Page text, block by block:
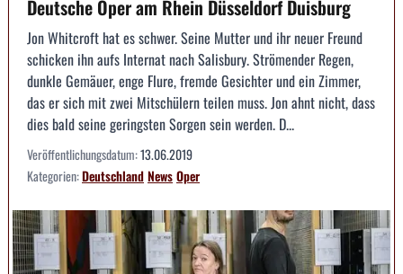
Deutsche Oper am Rhein Düsseldorf Duisburg
Jon Whitcroft hat es schwer. Seine Mutter und ihr neuer Freund
schicken ihn aufs Internat nach Salisbury. Strömender Regen,
dunkle Gemäuer, enge Flure, fremde Gesichter und ein Zimmer,
das er sich mit zwei Mitschülern teilen muss. Jon ahnt nicht, dass
dies bald seine geringsten Sorgen sein werden. D...
Veröffentlichungsdatum:13.06.2019
Kategorien:DeutschlandNewsOper